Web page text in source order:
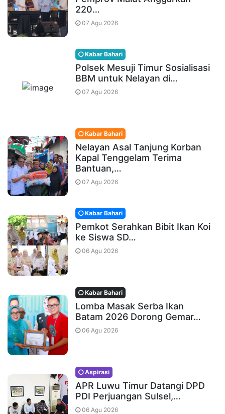
220…
07 Agu 2026
Kabar Bahari
Polsek Mesuji Timur Sosialisasi
BBM untuk Nelayan di…
07 Agu 2026
Kabar Bahari
Nelayan Asal Tanjung Korban
Kapal Tenggelam Terima
Bantuan,…
07 Agu 2026
Kabar Bahari
Pemkot Serahkan Bibit Ikan Koi
ke Siswa SD…
06 Agu 2026
Kabar Bahari
Lomba Masak Serba Ikan
Batam 2026 Dorong Gemar…
06 Agu 2026
Aspirasi
APR Luwu Timur Datangi DPD
PDI Perjuangan Sulsel,…
06 Agu 2026